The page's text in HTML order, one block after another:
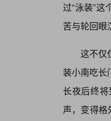
过“泳装”
苦与轮回眼
这不仅
装小南吃长
长夜后终
声，变得